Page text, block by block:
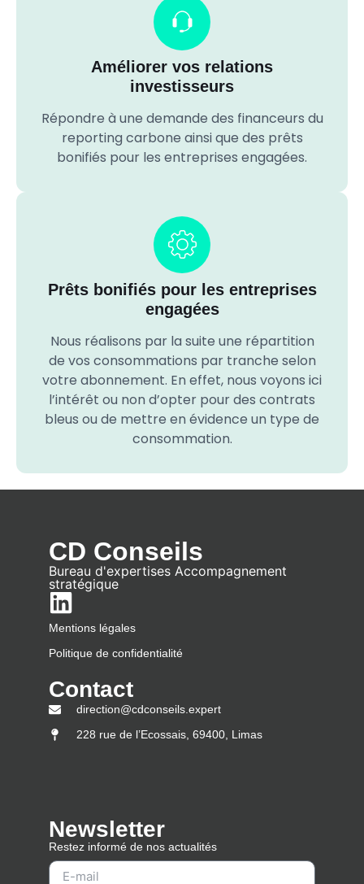
Améliorer vos relations
investisseurs
Répondre à une demande des financeurs du
reporting carbone ainsi que des prêts
bonifiés pour les entreprises engagées.
Prêts bonifiés pour les entreprises
engagées
Nous réalisons par la suite une répartition
de vos consommations par tranche selon
votre abonnement. En effet, nous voyons ici
l’intérêt ou non d’opter pour des contrats
bleus ou de mettre en évidence un type de
consommation.
CD Conseils
Bureau d'expertises Accompagnement
stratégique
Mentions légales
Politique de confidentialité
Contact
direction@cdconseils.expert
228 rue de l’Ecossais, 69400, Limas
Newsletter
Restez informé de nos actualités